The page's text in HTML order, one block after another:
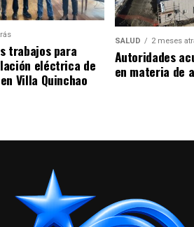
trabajos para
eléctrica de
Villa Quinchao
SALUD 2 meses
Autoridades
en materia de